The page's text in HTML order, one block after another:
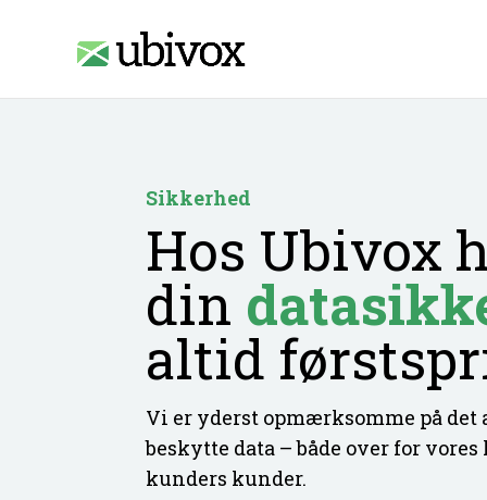
Sikkerhed
Hos Ubivox
din data
altid
Vi er yderst opmærksomme på det
beskytte data – både over for
kunders kunder.